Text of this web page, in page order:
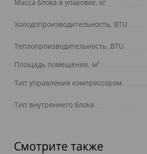
Масса блока в упаковке, кг
Холодопроизводительность, BTU
Теплопроизводительность, BTU
Площадь помещения, м²
Тип управления компрессором
Тип внутреннего блока
Смотрите также